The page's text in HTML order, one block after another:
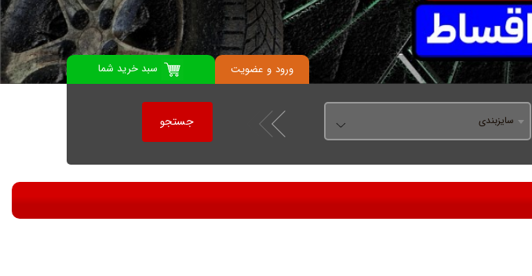
ورود و عضویت سبد خرید شما
سایزبندی جستجو